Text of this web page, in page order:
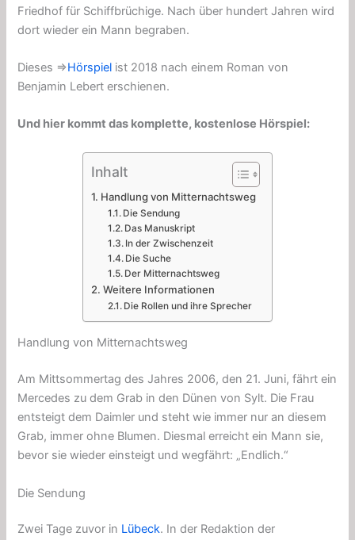
Friedhof für Schiffbrüchige. Nach über hundert Jahren wird
dort wieder ein Mann begraben.
Dieses ⇒Hörspiel ist 2018 nach einem Roman von
Benjamin Lebert erschienen.
Und hier kommt das komplette, kostenlose Hörspiel:
Inhalt
Handlung von Mitternachtsweg
Die Sendung
Das Manuskript
In der Zwischenzeit
Die Suche
Der Mitternachtsweg
Weitere Informationen
Die Rollen und ihre Sprecher
Handlung von Mitternachtsweg
Am Mittsommertag des Jahres 2006, den 21. Juni, fährt ein
Mercedes zu dem Grab in den Dünen von Sylt. Die Frau
entsteigt dem Daimler und steht wie immer nur an diesem
Grab, immer ohne Blumen. Diesmal erreicht ein Mann sie,
bevor sie wieder einsteigt und wegfährt: „Endlich.“
Die Sendung
Zwei Tage zuvor in Lübeck. In der Redaktion der